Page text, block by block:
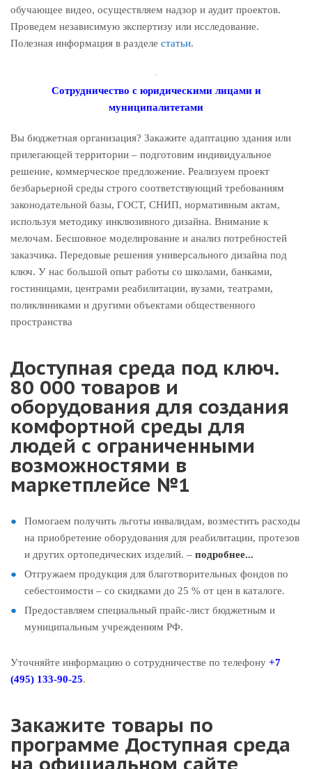
обучающее видео, осуществляем надзор и аудит проектов.
Проведем независимую экспертизу или исследование.
Полезная информация в разделе статьи.
Сотрудничество с юридическими лицами и
муниципалитетами
Вы бюджетная организация? Закажите адаптацию здания или
прилегающей территории – подготовим индивидуальное
решение, коммерческое предложение. Реализуем проект
безбарьерной среды строго соответствующий требованиям
законодательной базы, ГОСТ, СНИП, нормативным актам,
используя методику инклюзивного дизайна. Внимание к
мелочам. Бесшовное моделирование и анализ потребностей
заказчика. Передовые решения универсального дизайна под
ключ. У нас большой опыт работы со школами, банками,
гостиницами, центрами реабилитации, вузами, театрами,
поликлиниками и другими объектами общественного
пространства
Доступная среда под ключ.
80 000 товаров и
оборудования для создания
комфортной среды для
людей с ограниченными
возможностями в
маркетплейсе №1
Помогаем получить льготы инвалидам, возместить расходы
на приобретение оборудования для реабилитации, протезов
и других ортопедических изделий. – подробнее...
Отгружаем продукция для благотворительных фондов по
себестоимости – со скидками до 25 % от цен в каталоге.
Предоставляем специальный прайс-лист бюджетным и
муниципальным учреждениям РФ.
Уточняйте информацию о сотрудничестве по телефону +7
(495) 133-90-25.
Закажите товары по
программе Доступная cреда